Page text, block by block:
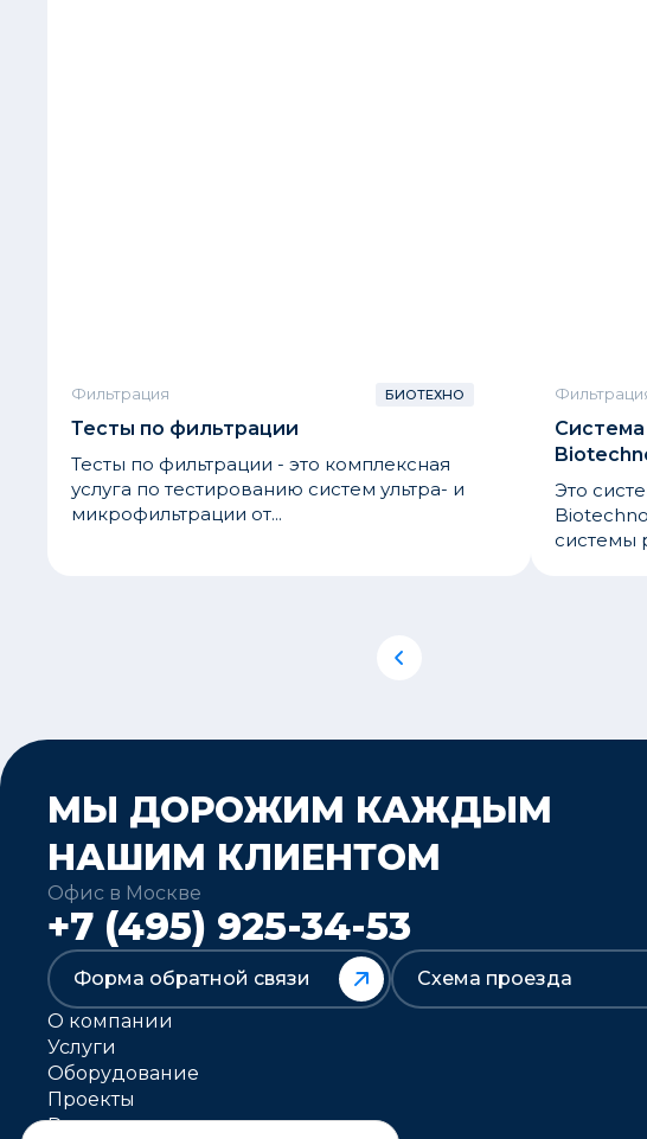
Фильтрация БИОТЕХНО
Тесты по фильтрации
Тесты по фильтрации - это комплексная
услуга по тестированию систем ультра- и
микрофильтрации от...
Это
системы
МЫ ДОРОЖИМ КАЖДЫМ
НАШИМ КЛИЕНТОМ
Офис в Москве
+7 (495) 925-34-53
Форма обратной связи
Схема проезда
О компании
Услуги
Оборудование
Проекты
Решения